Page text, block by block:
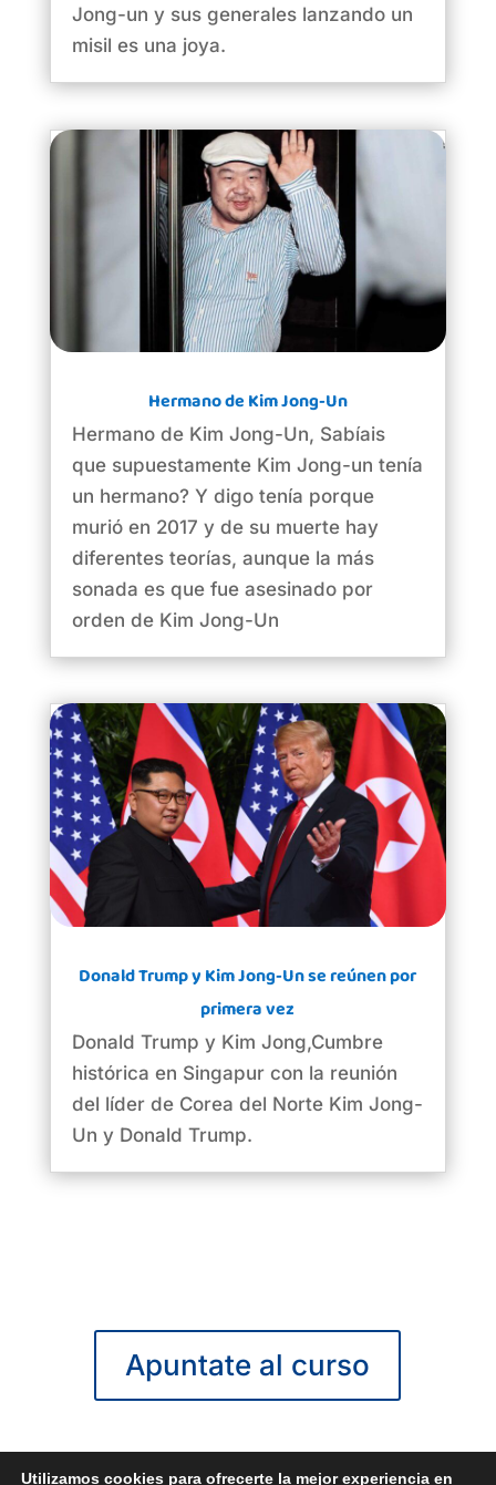
Jong-un y sus generales lanzando un
misil es una joya.
Hermano de Kim Jong-Un
Hermano de Kim Jong-Un, Sabíais
que supuestamente Kim Jong-un tenía
un hermano? Y digo tenía porque
murió en 2017 y de su muerte hay
diferentes teorías, aunque la más
sonada es que fue asesinado por
orden de Kim Jong-Un
Donald Trump y Kim Jong-Un se reúnen por
primera vez
Donald Trump y Kim Jong,Cumbre
histórica en Singapur con la reunión
del líder de Corea del Norte Kim Jong-
Un y Donald Trump.
Apuntate al curso
Utilizamos cookies para ofrecerte la mejor experiencia en